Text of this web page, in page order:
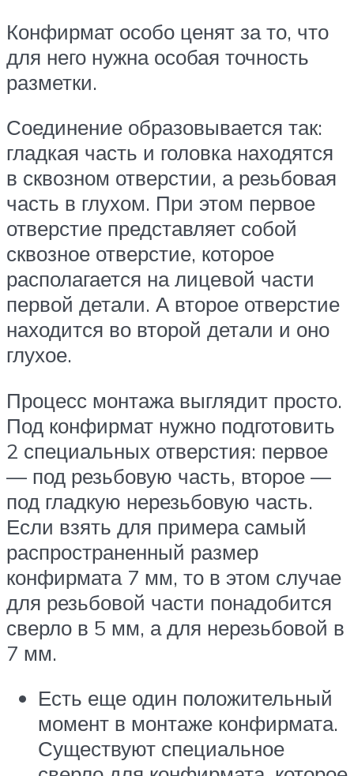
Конфирмат особо ценят за то, что
для него нужна особая точность
разметки.
Соединение образовывается так:
гладкая часть и головка находятся
в сквозном отверстии, а резьбовая
часть в глухом. При этом первое
отверстие представляет собой
сквозное отверстие, которое
располагается на лицевой части
первой детали. А второе отверстие
находится во второй детали и оно
глухое.
Процесс монтажа выглядит просто.
Под конфирмат нужно подготовить
2 специальных отверстия: первое
— под резьбовую часть, второе —
под гладкую нерезьбовую часть.
Если взять для примера самый
распространенный размер
конфирмата 7 мм, то в этом случае
для резьбовой части понадобится
сверло в 5 мм, а для нерезьбовой в
7 мм.
Есть еще один положительный
момент в монтаже конфирмата.
Существуют специальное